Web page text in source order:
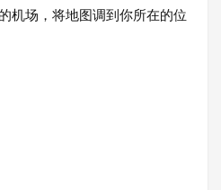
机场，将地图调到你所在的位